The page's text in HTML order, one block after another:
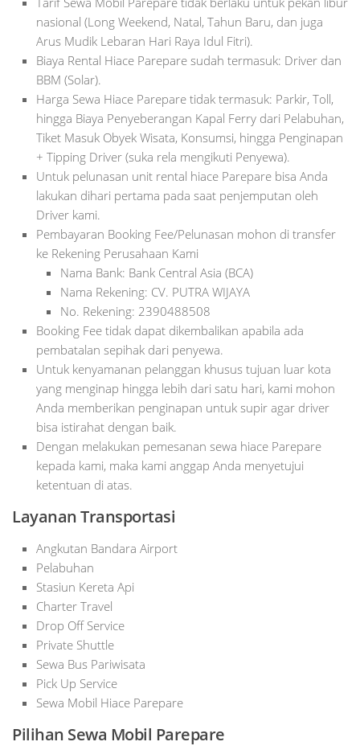
nasional (Long Weekend, Natal, Tahun Baru, dan juga
Arus Mudik Lebaran Hari Raya Idul Fitri).
Biaya Rental Hiace Parepare sudah termasuk: Driver dan
BBM (Solar).
Harga Sewa Hiace Parepare tidak termasuk: Parkir, Toll,
hingga Biaya Penyeberangan Kapal Ferry dari Pelabuhan,
Tiket Masuk Obyek Wisata, Konsumsi, hingga Penginapan
+ Tipping Driver (suka rela mengikuti Penyewa).
Untuk pelunasan unit rental hiace Parepare bisa Anda
lakukan dihari pertama pada saat penjemputan oleh
Driver kami.
Pembayaran Booking Fee/Pelunasan mohon di transfer
ke Rekening Perusahaan Kami
Nama Bank: Bank Central Asia (BCA)
Nama Rekening: CV. PUTRA WIJAYA
No. Rekening: 2390488508
Booking Fee tidak dapat dikembalikan apabila ada
pembatalan sepihak dari penyewa.
Untuk kenyamanan pelanggan khusus tujuan luar kota
yang menginap hingga lebih dari satu hari, kami mohon
Anda memberikan penginapan untuk supir agar driver
bisa istirahat dengan baik.
Dengan melakukan pemesanan sewa hiace Parepare
kepada kami, maka kami anggap Anda menyetujui
ketentuan di atas.
Layanan Transportasi
Angkutan Bandara Airport
Pelabuhan
Stasiun Kereta Api
Charter Travel
Drop Off Service
Private Shuttle
Sewa Bus Pariwisata
Pick Up Service
Sewa Mobil Hiace Parepare
Pilihan Sewa Mobil Parepare